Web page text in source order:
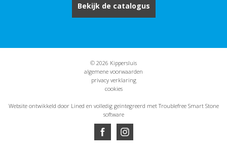
Bekijk de catalogus
© 2026 Kippersluis
algemene voorwaarden
privacy verklaring
cookies
Website ontwikkeld door Lined en volledig geïntegreerd met Troublefree Smart Stone
software